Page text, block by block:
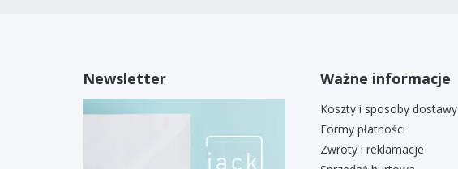
Newsletter Ważne informacje
Koszty i sposoby dostawy
Formy płatności
Zwroty i reklamacje